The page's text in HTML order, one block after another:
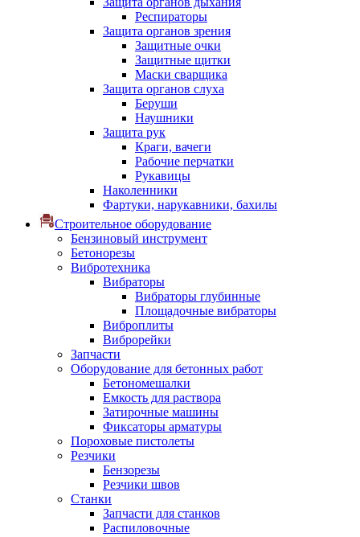
Респираторы
Защита органов зрения
Защитные очки
Защитные щитки
Маски сварщика
Защита органов слуха
Беруши
Наушники
Защита рук
Краги, вачеги
Рабочие перчатки
Рукавицы
Наколенники
Фартуки, нарукавники, бахилы
Строительное оборудование
Бензиновый инструмент
Бетонорезы
Вибротехника
Вибраторы
Вибраторы глубинные
Площадочные вибраторы
Виброплиты
Виброрейки
Запчасти
Оборудование для бетонных работ
Бетономешалки
Емкость для раствора
Затирочные машины
Фиксаторы арматуры
Пороховые пистолеты
Резчики
Бензорезы
Резчики швов
Станки
Запчасти для станков
Распиловочные